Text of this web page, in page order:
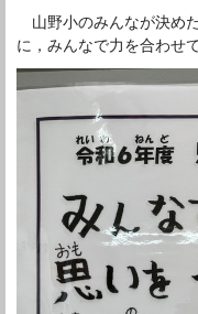
山野小のみんなが決め
に，みんなで力を合わせ